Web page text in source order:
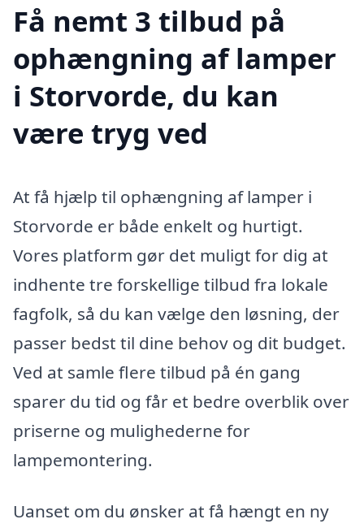
Få nemt 3 tilbud på
ophængning af lamper
i Storvorde, du kan
være tryg ved
At få hjælp til ophængning af lamper i
Storvorde er både enkelt og hurtigt.
Vores platform gør det muligt for dig at
indhente tre forskellige tilbud fra lokale
fagfolk, så du kan vælge den løsning, der
passer bedst til dine behov og dit budget.
Ved at samle flere tilbud på én gang
sparer du tid og får et bedre overblik over
priserne og mulighederne for
lampemontering.
Uanset om du ønsker at få hængt en ny